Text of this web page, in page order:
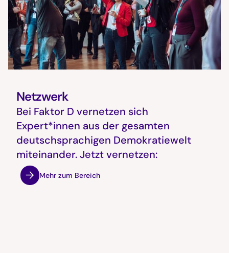
Netzwerk
Bei Faktor D vernetzen sich
Expert*innen aus der gesamten
deutschsprachigen Demokratiewelt
miteinander. Jetzt vernetzen:
Mehr zum Bereich